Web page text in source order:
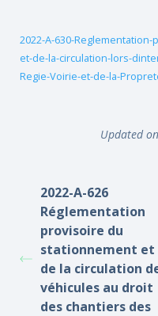
2022-A-630-
et-de-la-circulation-lors-
Regie-Voirie-et-de-la-
Updated
2022-A-626
Réglementation
provisoire du
stationnement et
de la circulation
véhicules au droit
des chantiers des